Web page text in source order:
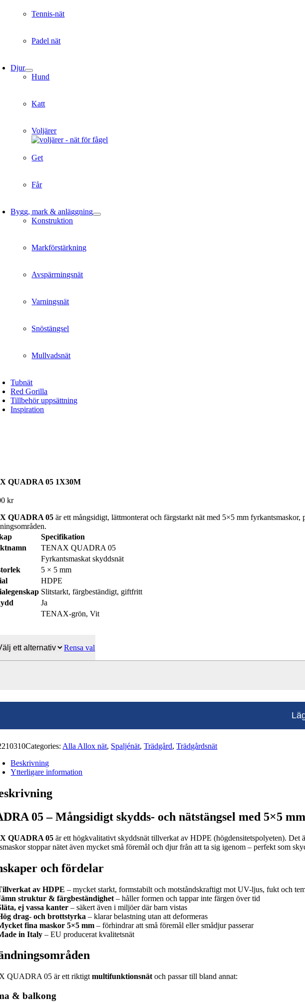
Tennis-nät
Padel nät
Djur
Hund
Katt
Voljärer
Get
Får
Bygg, mark & anläggning
Konstruktion
Markförstärkning
Avspärrningsnät
Varningsnät
Snöstängsel
Mullvadsnät
Tubnät
Red Gorilla
Tillbehör uppsättning
Inspiration
QUADRA 05 1X30M
kr
QUADRA 05 är ett mångsidigt, lättmonterat och färgstarkt nät med 5×5 mm
Specifikation
TENAX QUADRA 05
Fyrkantsmaskat skyddsnät
5 × 5 mm
HDPE
Slitstarkt, färgbeständigt, giftfritt
Ja
TENAX‑grön, Vit
Rensa val
Categories: Alla Allox nät, Spaljénät,Trädgård,Trädgårdsnät
Beskrivning
Ytterligare information
05 – Mångsidigt skydds- och nätstängsel med 5×5
QUADRA 05 är ett högkvalitativt skyddsnät tillverkat av HDPE (högdensitetspolyeten). Det
stoppar nätet även mycket små föremål och djur från att ta sig igenom – perfekt som
och fördelar
av HDPE – mycket starkt, formstabilt och motståndskraftigt mot UV-ljus, fukt och
struktur & färgbeständighet – håller formen och tappar inte färgen över tid
ej vassa kanter – säkert även i miljöer där barn vistas
drag- och brottstyrka – klarar belastning utan att deformeras
fina maskor 5×5 mm – förhindrar att små föremål eller smådjur passerar
in Italy – EU producerat kvalitetsnät
QUADRA 05 är ett riktigtmultifunktionsnät och passar till bland annat:
& balkong